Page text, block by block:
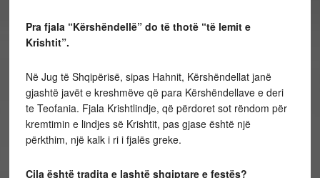
Pra fjala “Kërshëndellë” do të thotë “të lemit e
Krishtit”.
Në Jug të Shqipërisë, sipas Hahnit, Kërshëndellat janë
gjashtë javët e kreshmëve që para Kërshëndellave e deri
te Teofania. Fjala Krishtlindje, që përdoret sot rëndom për
kremtimin e lindjes së Krishtit, pas gjase është një
përkthim, një kalk i ri i fjalës greke.
Cila është tradita e lashtë shqiptare e festës?